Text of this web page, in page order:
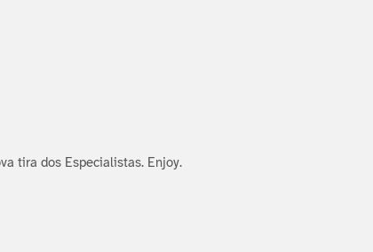
tira dos Especialistas. Enjoy.